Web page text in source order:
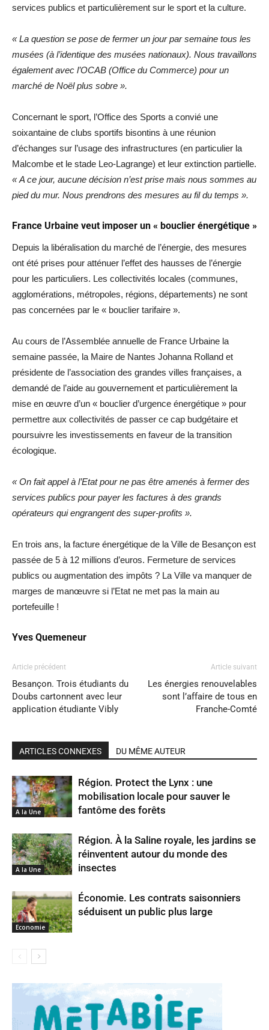
services publics et particulièrement sur le sport et la culture.
« La question se pose de fermer un jour par semaine tous les
musées (à l’identique des musées nationaux). Nous travaillons
également avec l’OCAB (Office du Commerce) pour un
marché de Noël plus sobre ».
Concernant le sport, l’Office des Sports a convié une
soixantaine de clubs sportifs bisontins à une réunion
d’échanges sur l’usage des infrastructures (en particulier la
Malcombe et le stade Leo-Lagrange) et leur extinction partielle.
« A ce jour, aucune décision n’est prise mais nous sommes au
pied du mur. Nous prendrons des mesures au fil du temps ».
France Urbaine veut imposer un « bouclier énergétique »
Depuis la libéralisation du marché de l’énergie, des mesures
ont été prises pour atténuer l’effet des hausses de l’énergie
pour les particuliers. Les collectivités locales (communes,
agglomérations, métropoles, régions, départements) ne sont
pas concernées par le « bouclier tarifaire ».
Au cours de l’Assemblée annuelle de France Urbaine la
semaine passée, la Maire de Nantes Johanna Rolland et
présidente de l’association des grandes villes françaises, a
demandé de l’aide au gouvernement et particulièrement la
mise en œuvre d’un « bouclier d’urgence énergétique » pour
permettre aux collectivités de passer ce cap budgétaire et
poursuivre les investissements en faveur de la transition
écologique.
« On fait appel à l’Etat pour ne pas être amenés à fermer des
services publics pour payer les factures à des grands
opérateurs qui engrangent des super-profits ».
En trois ans, la facture énergétique de la Ville de Besançon est
passée de 5 à 12 millions d’euros. Fermeture de services
publics ou augmentation des impôts ? La Ville va manquer de
marges de manœuvre si l’Etat ne met pas la main au
portefeuille !
Yves Quemeneur
Article précédent
Besançon. Trois étudiants du
Doubs cartonnent avec leur
application étudiante Vibly
Article suivant
Les énergies renouvelables
sont l’affaire de tous en
Franche-Comté
ARTICLES CONNEXES DU MÊME AUTEUR
A la Une
Région. Protect the Lynx : une
mobilisation locale pour sauver le
fantôme des forêts
A la Une
Région. À la Saline royale, les jardins se
réinventent autour du monde des
insectes
Economie
Économie. Les contrats saisonniers
séduisent un public plus large